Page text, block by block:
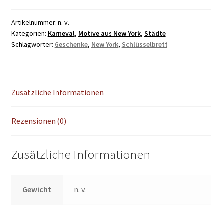
Artikelnummer: n. v.
Kategorien: Karneval, Motive aus New York, Städte
Schlagwörter: Geschenke, New York, Schlüsselbrett
Zusätzliche Informationen
Rezensionen (0)
Zusätzliche Informationen
Gewicht n. v.